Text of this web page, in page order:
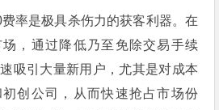
率是极具杀伤力的获客利器。在
，通过降低乃至免除交易手续
吸引大量新用户，尤其是对成本
创公司，从而快速抢占市场份